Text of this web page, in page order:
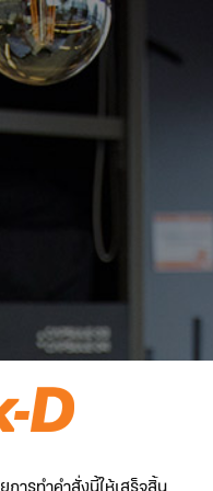
ารทำคำสั่งนี้ให้เสร็จสิ้น